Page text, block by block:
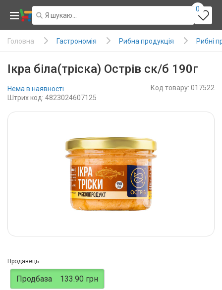
0
Головна Гастрономія Рибна продукція Рибні
Ікра біла(тріска) Острів ск/б 190г
Нема в наявності
Код товару: 017522
Штрих код: 4823024607125
Продавець:
Продбаза 133.90 грн